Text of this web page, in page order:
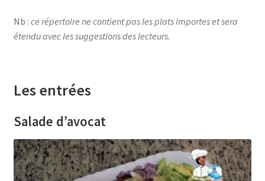
Nb : ce répertoire ne contient pas les plats importes et sera
étendu avec les suggestions des lecteurs.
Les entrées
Salade d’avocat